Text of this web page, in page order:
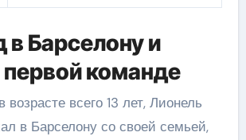
в Барселону и
команде
всего 13 лет, Лионель
в Барселону со своей семьей,